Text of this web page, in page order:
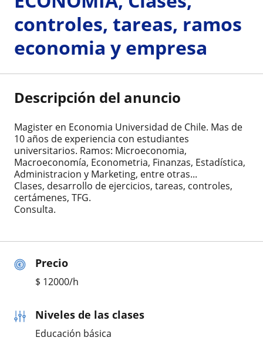
Precio
$ 12000/h
Niveles de las clases
Educación básica
controles, tareas, ramos
economia y empresa
Descripción del anuncio
Magister en Economia Universidad de Chile. Mas de
10 años de experiencia con estudiantes
universitarios. Ramos: Microeconomia,
Macroeconomía, Econometria, Finanzas, Estadística,
Administracion y Marketing, entre otras...
Clases, desarrollo de ejercicios, tareas, controles,
certámenes, TFG.
Consulta.